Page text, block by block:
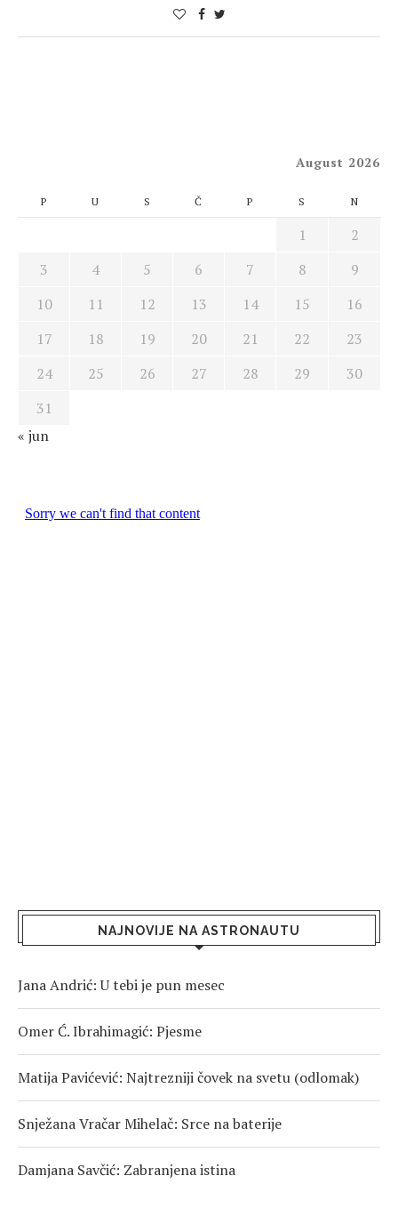
August 2026
P U S Č P S N
1
2
3
4 5 6 7 8
9
10
11 12 13 14 15
16
17
18 19 20 21 22
23
24
25 26 27 28 29
30
31
« jun
NAJNOVIJE NA ASTRONAUTU
Jana Andrić: U tebi je pun mesec
Omer Ć. Ibrahimagić: Pjesme
Matija Pavićević: Najtrezniji čovek na svetu (odlomak)
Snježana Vračar Mihelač: Srce na baterije
Damjana Savčić: Zabranjena istina